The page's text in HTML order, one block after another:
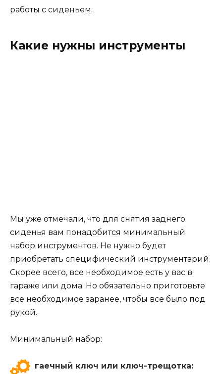
работы с сиденьем.
Какие нужны инструменты
Мы уже отмечали, что для снятия заднего
сиденья вам понадобится минимальный
набор инструментов. Не нужно будет
приобретать специфический инструментарий.
Скорее всего, все необходимое есть у вас в
гараже или дома. Но обязательно приготовьте
все необходимое заранее, чтобы все было под
рукой.
Минимальный набор:
гаечный ключ или ключ-трещотка: